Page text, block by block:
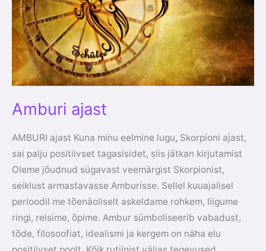
Amburi ajast
AMBURI ajast Kuna minu eelmine lugu, Skorpioni ajast,
sai palju positiivset tagasisidet, siis jätkan kirjutamist
Oleme jõudnud sügavast veemärgist Skorpionist,
seiklust armastavasse Amburisse. Sellel kuuajalisel
perioodil me tõenäoliselt askeldame rohkem, liigume
ringi, reisime, õpime. Ambur sümboliseerib vabadust,
tõde, filosoofiat, idealismi ja kergem on näha elu